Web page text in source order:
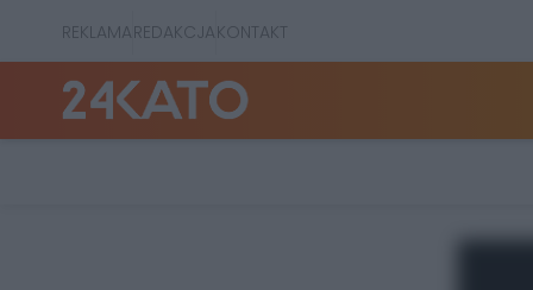
REKLAMAREDAKCJAKONTAKT